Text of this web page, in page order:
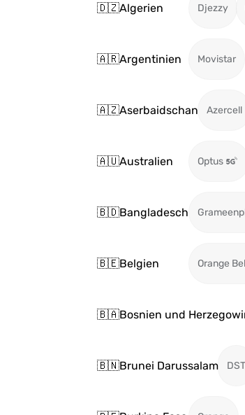
🇩🇿Algerien Djezzy
🇦🇷Argentinien Movistar
🇦🇿Aserbaidschan Azercell
🇦🇺Australien Optus
🇧🇩Bangladesch
🇧🇪Belgien Orange
🇧🇦Bosnien und
🇧🇳Brunei Darussalam DST